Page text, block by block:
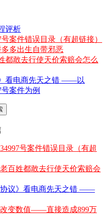
评析
号案件错误目录（有超链接）
多出生自带邪恶
都敢去行使天价索赔会怎么
看电商先天之错 ——以
号案件为例
34997号案件错误目录（有超
百姓都敢去行使天价索赔会
协议》看电商先天之错 ——
变数值——直接造成899万